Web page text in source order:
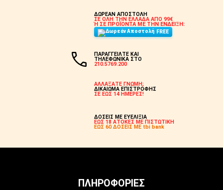
ΔΩΡΕΑΝ ΑΠΟΣΤΟΛΗ
ΣΕ ΟΛΗ ΤΗΝ ΕΛΛΑΔΑ ΑΠΟ 99€
Ή ΣΕ ΠΡΟΪΟΝΤΑ ΜΕ ΤΗΝ ΕΝΔΕΙΞΗ:
FREE
ΠΑΡΑΓΓΕΙΛΤΕ ΚΑΙ
ΤΗΛΕΦΩΝΙΚΑ ΣΤΟ
210.5769.200
ΑΛΛΑΞΑΤΕ ΓΝΩΜΗ;
ΔΙΚΑΙΩΜΑ ΕΠΙΣΤΡΟΦΗΣ
ΣΕ ΕΩΣ 14 ΗΜΕΡΕΣ!
ΔΟΣΕΙΣ ΜΕ ΕΥΕΛΙΞΙΑ
ΕΩΣ 18 ΑΤΟΚΕΣ ΜΕ ΠΙΣΤΩΤΙΚΗ
ΕΩΣ 60 ΔΟΣΕΙΣ ΜΕ tbi bank
ΠΛΗΡΟΦΟΡΊΕΣ